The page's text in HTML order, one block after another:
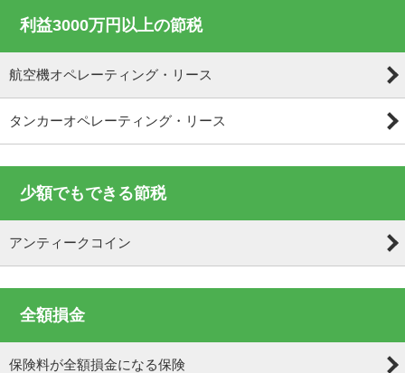
利益3000万円以上の節税
航空機オペレーティング・リース
タンカーオペレーティング・リース
少額でもできる節税
アンティークコイン
全額損金
保険料が全額損金になる保険